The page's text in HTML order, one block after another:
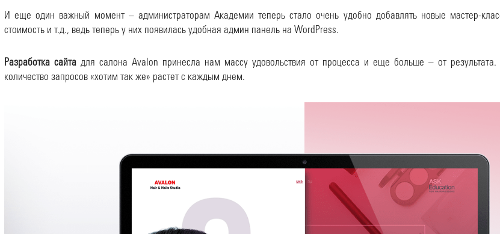
И еще один важный момент – администраторам Академии теперь стало очень удобно добавлять новые мастер-
стоимость и т.д., ведь теперь у них появилась удобная админ панель на WordPress.
Разработка сайтадля салона Avalon принесла нам массу удовольствия от процесса и еще больше – от результата.
количество запросов «хотим так же» растет с каждым днем.